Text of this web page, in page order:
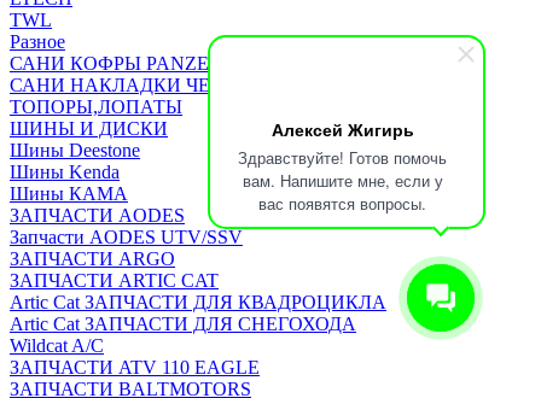
Алексей Жигирь
Здравствуйте! Готов помочь
вам. Напишите мне, если у
вас появятся вопросы.
TWL
Разное
САНИ КОФРЫ PANZERBOX
САНИ НАКЛАДКИ ЧЕХЛЫ Бьюско
ТОПОРЫ,ЛОПАТЫ
ШИНЫ И ДИСКИ
Шины Deestone
Шины Kenda
Шины КАМА
ЗАПЧАСТИ AODES
Запчасти AODES UTV/SSV
ЗАПЧАСТИ ARGO
ЗАПЧАСТИ ARTIC CAT
Artic Cat ЗАПЧАСТИ ДЛЯ КВАДРОЦИКЛА
Artic Cat ЗАПЧАСТИ ДЛЯ СНЕГОХОДА
Wildcat A/C
ЗАПЧАСТИ ATV 110 EAGLE
ЗАПЧАСТИ BALTMOTORS